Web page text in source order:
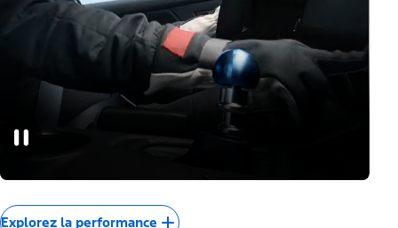
Toujours prête pour des
moments intenses
Faites un tour et laissez des traces de pneus sur la piste
dans la Mustang Dark Horse
Coupé pourvue du premier
moteur V8 Coyote
de 5,0 L modifié à aspiration
naturelle développant 500 chevaux.